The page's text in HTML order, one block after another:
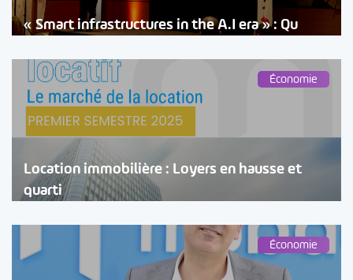
« Smart infrastructures in the A.I era » : Qu
Économie
Location immobilière : Loyers en hausse et
quarti
Économie